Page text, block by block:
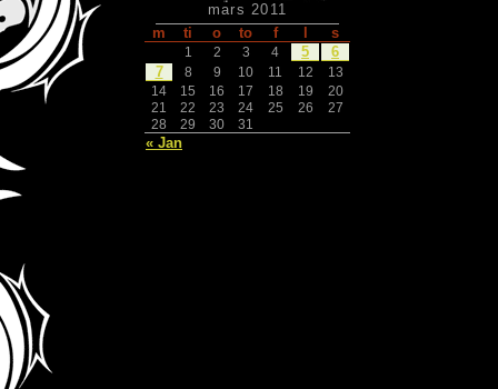
mars 2011
m
ti o to f s
« Jan
1 2 3 4 5
6
7
8 9 10 11 12
13
14
15 16 17 18 19
20
21
22 23 24 25 26
27
28
29 30 31